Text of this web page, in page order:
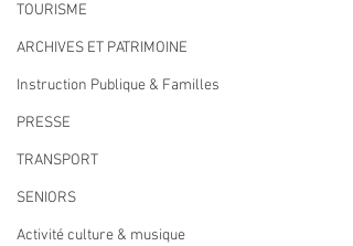
TOURISME
ARCHIVES ET PATRIMOINE
Instruction Publique & Familles
PRESSE
TRANSPORT
SENIORS
Activité culture & musique